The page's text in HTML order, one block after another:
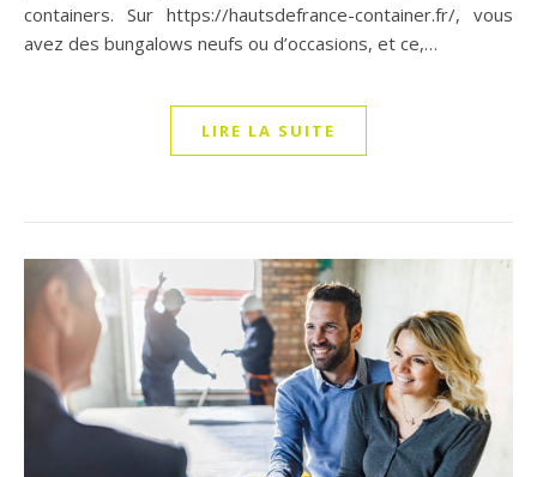
containers. Sur https://hautsdefrance-container.fr/, vous
avez des bungalows neufs ou d’occasions, et ce,…
LIRE LA SUITE